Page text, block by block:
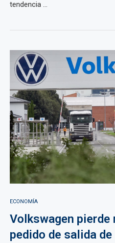
tendencia ...
ECONOMÍA
Volkswagen pierde
pedido de salida de